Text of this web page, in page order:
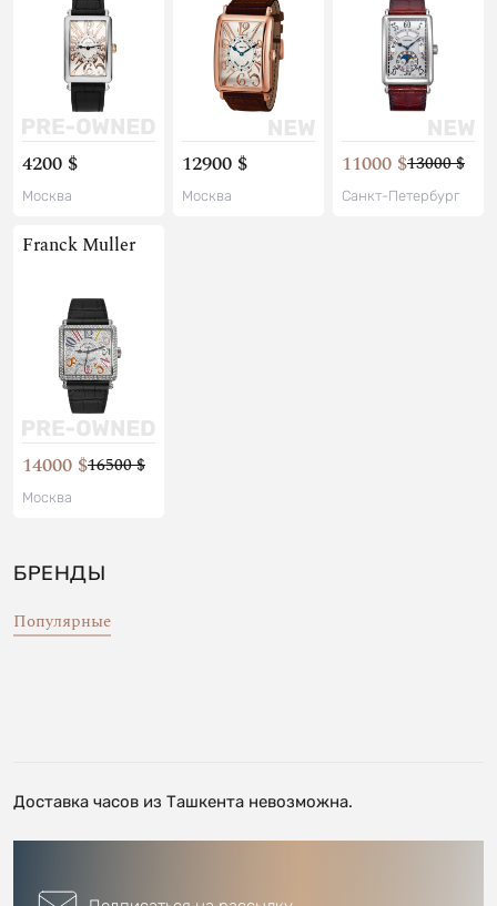
4200 $
Москва
12900 $
Москва
11000 $13000 $
Санкт-Петербург
Franck Muller
14000 $16500 $
Москва
БРЕНДЫ
Популярные
Доставка часов из Ташкента невозможна.